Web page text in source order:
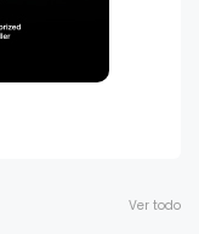
Ver todo